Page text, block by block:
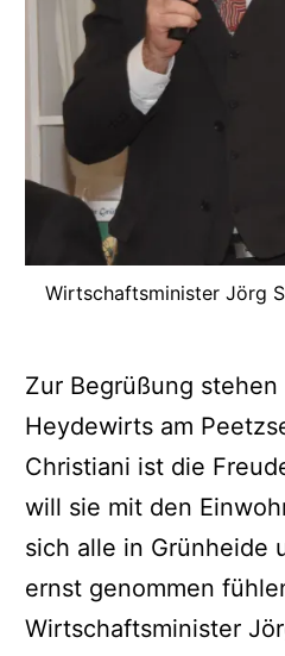
Wirtschaftsminister Jörg
Zur Begrüßung
Heydewirts am
Christiani ist die
will sie mit den
sich alle in Grünheide
ernst genommen
Wirtschaftsminister